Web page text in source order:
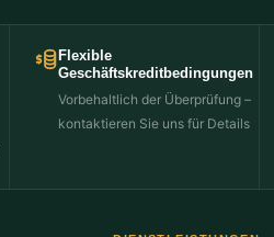
Flexible
Geschäftskreditbedingungen
Vorbehaltlich der Überprüfung –
kontaktieren Sie uns für Details